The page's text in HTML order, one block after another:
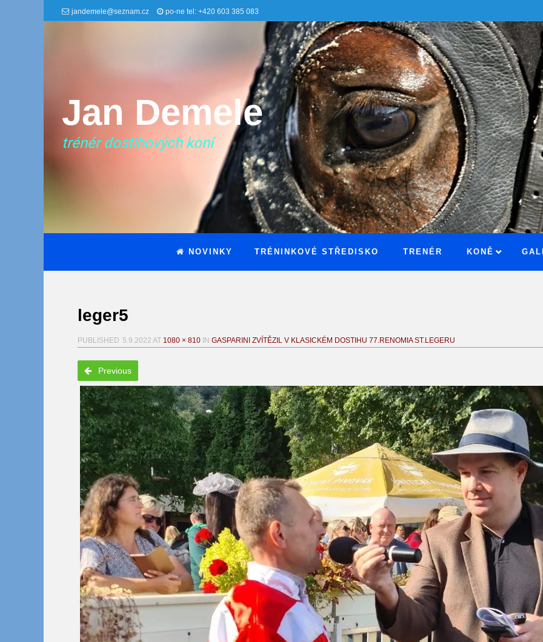
jandemele@seznam.cz po-ne tel: +420 603 385 083
Jan Demele
trénér dostihových koní
NOVINKY TRÉNINKOVÉ STŘEDISKO TRENÉR KONĚ
leger5
PUBLISHED 5.9.2022 AT 1080 × 810 IN GASPARINI ZVÍTĚZIL V KLASICKÉM DOSTIHU 77.RENOMIA ST.LEGERU
Previous